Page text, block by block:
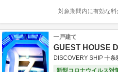
対象期間内に有効な料
一戸建て
GUEST HOUSE
DISCOVERY SHIP 十
新型コロナウイルス対